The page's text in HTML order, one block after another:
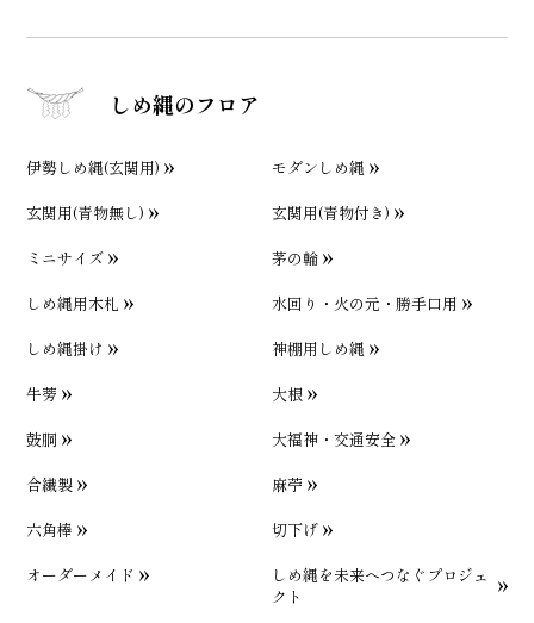
しめ縄のフロア
伊勢しめ縄(玄関用)
モダンしめ縄
玄関用(青物無し)
玄関用(青物付き)
ミニサイズ
茅の輪
しめ縄用木札
水回り・火の元・勝手口用
しめ縄掛け
神棚用しめ縄
牛蒡
大根
鼓胴
大福神・交通安全
合繊製
麻苧
六角棒
切下げ
オーダーメイド
しめ縄を未来へつなぐプロジェ
クト